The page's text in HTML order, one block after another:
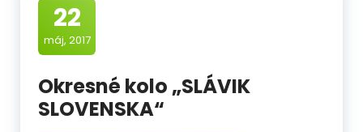
22
máj, 2017
Okresné kolo „SLÁVIK
SLOVENSKA“